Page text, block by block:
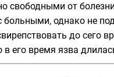
свободными от
однако не
до
в его время язва